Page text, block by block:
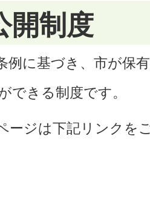
開制度
例に基づき、市が保
できる制度です。
ージは下記リンクを